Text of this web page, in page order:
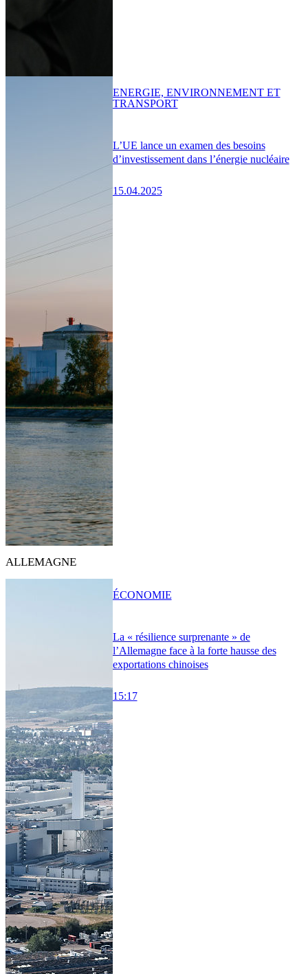
L’UE lance un examen des besoins
d’investissement dans l’énergie nucléaire
15.04.2025
ENERGIE, ENVIRONNEMENT ET
TRANSPORT
ALLEMAGNE
La « résilience surprenante » de
l’Allemagne face à la forte hausse des
exportations chinoises
15:17
ÉCONOMIE